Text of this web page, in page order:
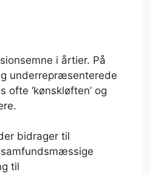
i årtier. På
underrepræsenterede
‘kønskløften’ og
bidrager til
til